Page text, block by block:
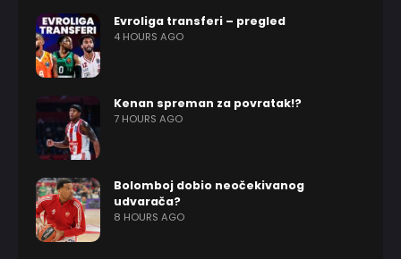
Evroliga transferi – pregled
4 HOURS AGO
Kenan spreman za povratak!?
7 HOURS AGO
Bolomboj dobio neočekivanog
udvarača?
8 HOURS AGO